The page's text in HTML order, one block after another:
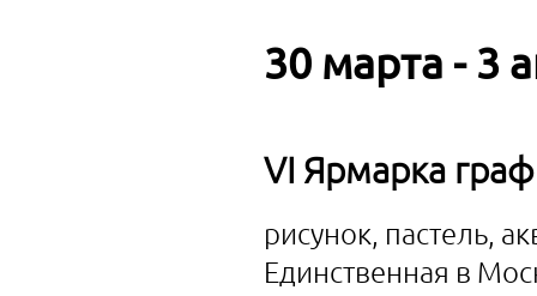
30 марта - 3
VI Ярмарка
рисунок, пастель,
Единственная в